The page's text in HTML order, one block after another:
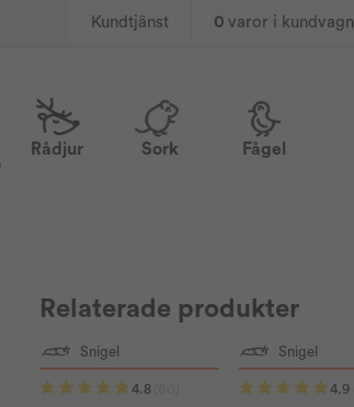
Kundtjänst 0 varor i kundvagn
Rådjur Sork Fågel
Relaterade produkter
Snigel
4.8
Snigel
4.9